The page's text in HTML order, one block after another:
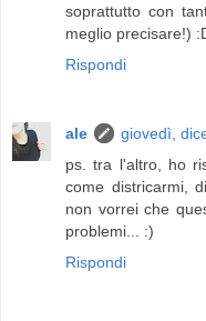
soprattutto con
meglio precisare!)
Rispondi
ale
giovedì,
ps. tra l'altro, ho
come districarmi,
non vorrei che
problemi... :)
Rispondi